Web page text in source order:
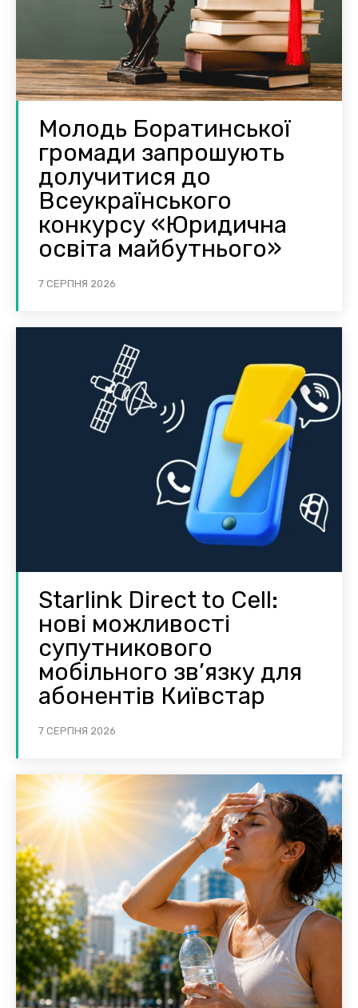
Молодь Боратинської
громади запрошують
долучитися до
Всеукраїнського
конкурсу «Юридична
освіта майбутнього»
7 СЕРПНЯ 2026
Starlink Direct to Cell:
нові можливості
супутникового
мобільного зв’язку для
абонентів Київстар
7 СЕРПНЯ 2026